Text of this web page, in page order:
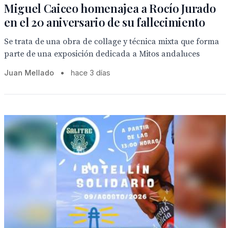
Miguel Caiceo homenajea a Rocío Jurado
en el 20 aniversario de su fallecimiento
Se trata de una obra de collage y técnica mixta que forma
parte de una exposición dedicada a Mitos andaluces
Juan Mellado • hace 3 días